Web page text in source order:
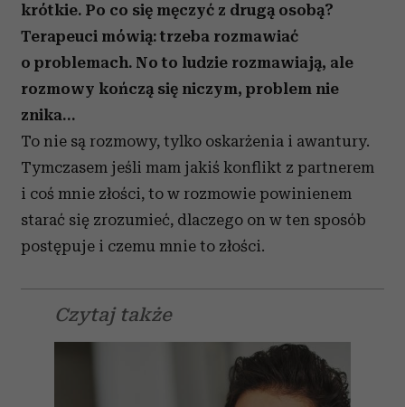
krótkie. Po co się męczyć z drugą osobą?
Terapeuci mówią: trzeba rozmawiać
o problemach. No to ludzie rozmawiają, ale
rozmowy kończą się niczym, problem nie
znika…
To nie są rozmowy, tylko oskarżenia i awantury.
Tymczasem jeśli mam jakiś konflikt z partnerem
i coś mnie złości, to w rozmowie powinienem
starać się zrozumieć, dlaczego on w ten sposób
postępuje i czemu mnie to złości.
Czytaj także